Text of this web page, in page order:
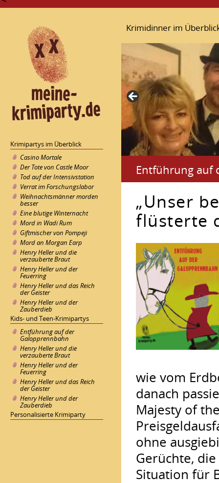
Krimidinner im
Krimipartys im Überblick
Casino Mortale
Der Tote von Castle Moor
Tod auf der Intensivstation
Verrat im Forschungslabor
Weihnachtsmänner morden
besser
Eine blutige Winternacht
Mord in Wadi Rum
Giftmischer von Pompeji
Mord an Morgan Earp
Henry Heller und die
verzauberte Braut
Henry Heller und der
Feuerring
Henry Heller und das Reich
der Geister
Henry Heller und der
Zauberdieb
Kids- und Teen-Krimipartys
Entführung auf der
Galopprennbahn
Henry Heller und die
verzauberte Braut
Henry Heller und der
Feuerring
Henry Heller und das Reich
der Geister
Henry Heller und der
Zauberdieb
Personalisierte Krimiparty
Entführung auf
„Unser
flüsterte
wie vom
danach
Majesty of
ohne
Gerüchte,
Situation für